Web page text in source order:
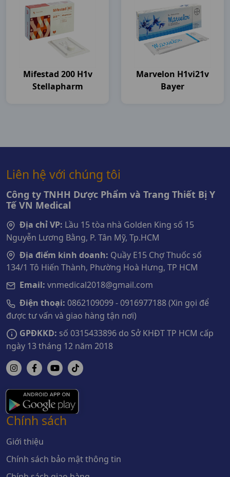
Mifestad 200 H1v
Stellapharm
Marvelon H1vi21v
Bayer
Liên hệ với chúng tôi
Công ty TNHH Dược Phẩm và Trang Thiết Bị Y
Tế VN Medical
Địa chỉ VP: Lầu 15 tòa nhà Golden King số 15
Nguyễn Lương Bằng, P. Tân Mỹ, Tp.HCM
Địa điểm kinh doanh: Quầy E15 Chợ Thuốc số
134/1 Tô Hiến Thành, Phường Hoà Hưng, TP HCM
Email: vnmedical2018@gmail.com
Điện thoại: 0862109099 - 0916977188 (Xin gọi để
được tư vấn và giao hàng tận nơi)
GPĐKKD: số 0315433896 do Sở KHĐT TP HCM cấp
ngày 13 tháng 12 năm 2018
Chính sách
Giới thiệu
Chính sách bảo mật thông tin